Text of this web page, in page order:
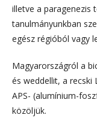
illetve a paragenezis
tanulmányunkban
egész régióból vagy
Magyarországról a
és weddellit, a recski
APS- (alumínium-
közöljük.